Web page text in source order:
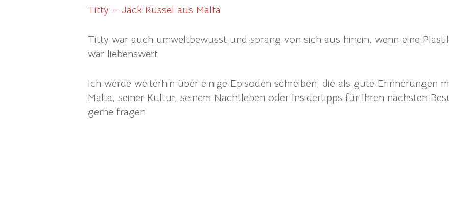
Titty – Jack Russel aus Malta
Titty war auch umweltbewusst und sprang von sich aus hinein, wenn eine
war liebenswert.
Ich werde weiterhin über einige Episoden schreiben, die als gute Erinnerungen
Malta, seiner Kultur, seinem Nachtleben oder Insidertipps für Ihren nächsten
gerne fragen.